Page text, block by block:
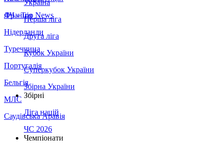
Франція
Нідерланди
Туреччина
Португалія
Бельгія
МЛС
Саудівська Аравія
ЛЧ - Top News
Україна
Перша ліга
Друга ліга
Кубок України
Суперкубок України
Збірна України
Збірні
Ліга націй
ЧС 2026
Чемпіонати